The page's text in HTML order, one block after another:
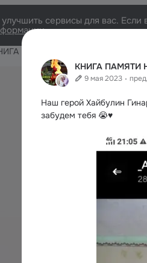
КНИГА ПАМЯТИ
9 мая 2023
Наш герой Хайбулин
забудем тебя 😭♥
сервисы для вас.
ПАМЯТИ НОВОРОССИИ